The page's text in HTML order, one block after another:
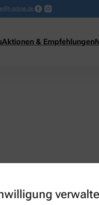
online.de
Aktionen & Empfehlungen